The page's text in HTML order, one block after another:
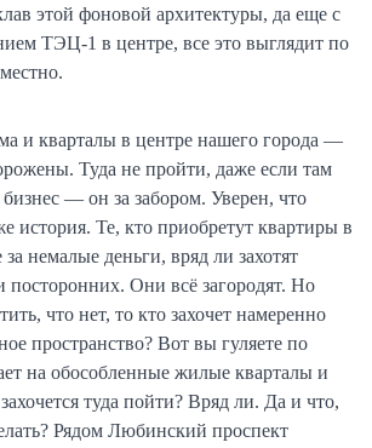
этой фоновой архитектуры, да еще с
ТЭЦ-1 в центре, все это выглядит по
и кварталы в центре нашего города —
Туда не пройти, даже если там
бизнес — он за забором. Уверен, что
история. Те, кто приобретут квартиры в
немалые деньги, вряд ли захотят
посторонних. Они всё загородят. Но
что нет, то кто захочет намеренно
пространство? Вот вы гуляете по
на обособленные жилые кварталы и
туда пойти? Вряд ли. Да и что,
Рядом Любинский проспект